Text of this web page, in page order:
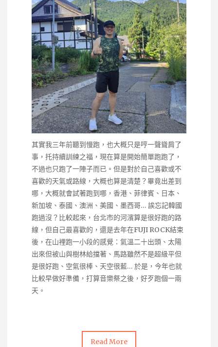
其實我三年前聽到慢跑，也大概只是哼一聲聳肩了
事，托持續訓練之福，現在算是開始簡單跑跑了，
不過也只跑了一陣子而已。但是對於自己喜歡或不
喜歡的天氣或路線，大概也算是清楚？畢竟出差到
哪，大概就會試著跑到哪，香港、菲律賓、日本、
新加坡、泰國、澳洲、美國、墨西哥… 誒忘記韓國
跑過沒？比較起來，台北市的河濱算是很好跑的路
線，但自己最喜歡的，還是去年在FUJI ROCK結束
後，在山裡跑一小段的感覺：氣溫二十出頭、太陽
出來但被山與樹林給擋著、馬路雖然不是超級平但
是很好跑、空氣很棒、天空很藍… 於是，今年也就
比較早做好準備，打算音樂祭之後，好歹跑個一兩
天。
Read More